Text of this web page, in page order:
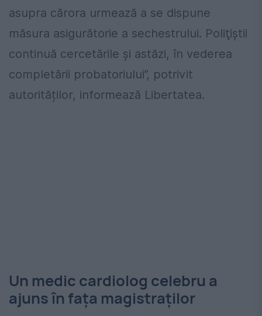
asupra cărora urmează a se dispune
măsura asigurătorie a sechestrului. Poliţiştii
continuă cercetările şi astăzi, în vederea
completării probatoriului”, potrivit
autorităților, informează Libertatea.
Un medic cardiolog celebru a
ajuns în fața magistraților